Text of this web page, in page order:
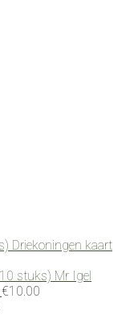
Driekoningen kaart
Mr Igel
€10.00